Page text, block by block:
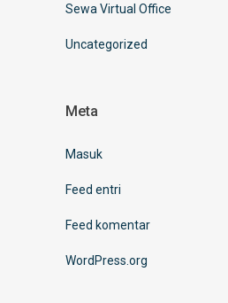
Sewa Virtual Office
Uncategorized
Meta
Masuk
Feed entri
Feed komentar
WordPress.org